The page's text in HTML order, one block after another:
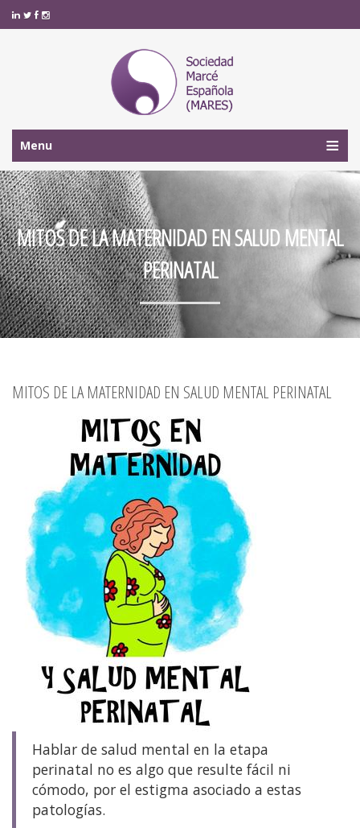
Menu
MITOS DE LA MATERNIDAD EN SALUD MENTAL
PERINATAL
MITOS DE LA MATERNIDAD EN SALUD MENTAL PERINATAL
Hablar de salud mental en la etapa
perinatal no es algo que resulte fácil ni
cómodo, por el estigma asociado a estas
patologías.